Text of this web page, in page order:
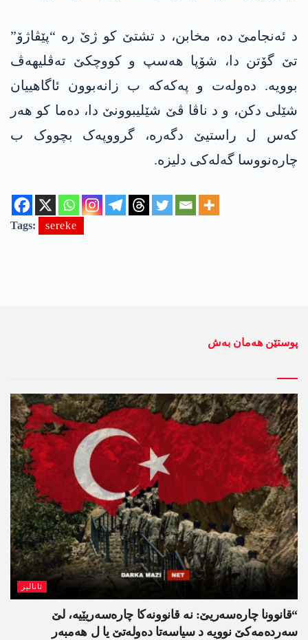
د ئەنجامێ دە، مخابن، د تشتێ کو ژێ رە “پێڤاژۆ”
تێ گۆتن دا، شۆپا ھەسپ و کووچکێ تەڤلیھەڤ
بوویە. دەولەت و په‌كه‌كه‌ ب زانەبوون ئاگاھییان
شێلی دکن، و د ناڤا ڤێ شێلیبوونێ دا، دەما کو ھەر
کەس ل راستیێ دگەرە، گرووپەک بچووک ب
چارەنووسا گەلەکی دلیزە.
Tags: sereke
پوستێن ھەمان بەش
ئانالیز
“قانوونا چارەسەریێ: نە قانوونەکا چارەسەریێیە، لێ
سەردەمەکێ نوویە د سیاسەتا دەولەتێ یا ل ھەمبەر